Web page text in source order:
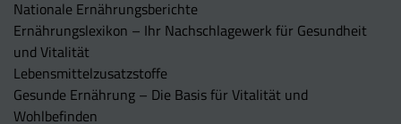
Nationale Ernährungsberichte
Ernährungslexikon – Ihr Nachschlagewerk für Gesundheit
und Vitalität
Lebensmittelzusatzstoffe
Gesunde Ernährung – Die Basis für Vitalität und
Wohlbefinden